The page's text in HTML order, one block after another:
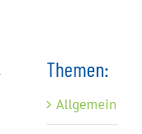
Themen:
Allgemein